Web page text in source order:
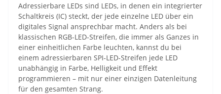
Adressierbare LEDs sind LEDs, in denen ein integrierter
Schaltkreis (IC) steckt, der jede einzelne LED über ein
digitales Signal ansprechbar macht. Anders als bei
klassischen RGB-LED-Streifen, die immer als Ganzes in
einer einheitlichen Farbe leuchten, kannst du bei
einem adressierbaren SPI-LED-Streifen jede LED
unabhängig in Farbe, Helligkeit und Effekt
programmieren – mit nur einer einzigen Datenleitung
für den gesamten Strang.